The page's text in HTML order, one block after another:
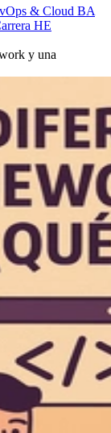
& Cloud BA
HE
y una